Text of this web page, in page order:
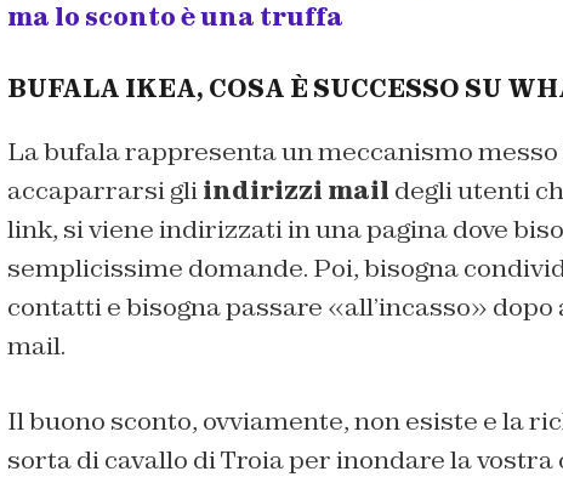
ma lo sconto è una truffa
BUFALA IKEA, COSA È SUCCESSO SU
La bufala rappresenta un meccanismo messo
accaparrarsi gliindirizzi mail degli utenti
link, si viene indirizzati in una pagina dove
semplicissime domande. Poi, bisogna
contatti e bisogna passare «all’incasso»
mail.
Il buono sconto, ovviamente, non esiste e la
sorta di cavallo di Troia per inondare la vostra